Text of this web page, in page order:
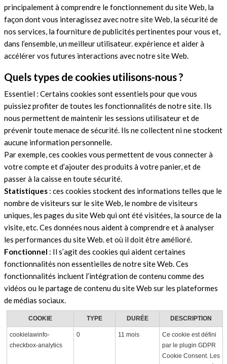
principalement à comprendre le fonctionnement du site Web, la
façon dont vous interagissez avec notre site Web, la sécurité de
nos services, la fourniture de publicités pertinentes pour vous et,
dans l’ensemble, un meilleur utilisateur. expérience et aider à
accélérer vos futures interactions avec notre site Web.
Quels types de cookies utilisons-nous ?
Essentiel : Certains cookies sont essentiels pour que vous
puissiez profiter de toutes les fonctionnalités de notre site. Ils
nous permettent de maintenir les sessions utilisateur et de
prévenir toute menace de sécurité. Ils ne collectent ni ne stockent
aucune information personnelle.
Par exemple, ces cookies vous permettent de vous connecter à
votre compte et d’ajouter des produits à votre panier, et de
passer à la caisse en toute sécurité.
Statistiques : ces cookies stockent des informations telles que le
nombre de visiteurs sur le site Web, le nombre de visiteurs
uniques, les pages du site Web qui ont été visitées, la source de la
visite, etc. Ces données nous aident à comprendre et à analyser
les performances du site Web. et où il doit être amélioré.
Fonctionnel : Il s’agit des cookies qui aident certaines
fonctionnalités non essentielles de notre site Web. Ces
fonctionnalités incluent l’intégration de contenu comme des
vidéos ou le partage de contenu du site Web sur les plateformes
de médias sociaux.
COOKIE TYPE DURÉE DESCRIPTION
cookielawinfo-
checkbox-analytics
0 11 mois
Ce cookie est défini
par le plugin GDPR
Cookie Consent. Les